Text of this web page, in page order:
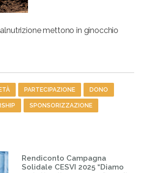
mettono in ginocchio
PARTECIPAZIONE DONO
SPONSORIZZAZIONE
Rendiconto Campagna
Solidale CESVI 2025 “Diamo